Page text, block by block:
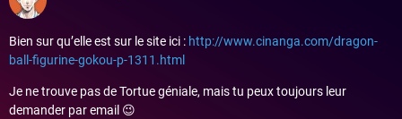
Bien sur qu’elle est sur le site ici : http://www.cinanga.com/dragon-
ball-figurine-gokou-p-1311.html
Je ne trouve pas de Tortue géniale, mais tu peux toujours leur
demander par email 😉